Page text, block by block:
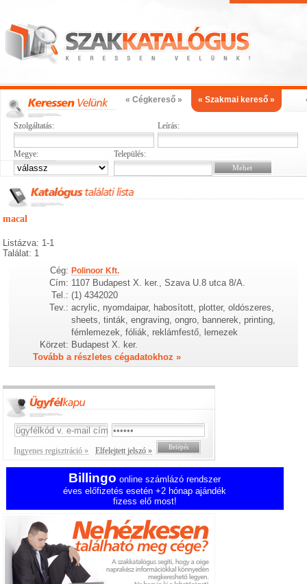
« Cégkereső » « Szakmai kereső »
Szolgáltatás: Leírás:
Megye: Település:
macal
Listázva: 1-1
Találat: 1
Cég: Polinoor Kft.
Cím: 1107 Budapest X. ker., Szava U.8 utca 8/A.
Tel.: (1) 4342020
Tev.: acrylic, nyomdaipar, habosított, plotter, oldószeres,
sheets, tinták, engraving, ongro, bannerek, printing,
fémlemezek, fóliák, reklámfestő, lemezek
Körzet: Budapest X. ker.
Tovább a részletes cégadatokhoz »
Ingyenes regisztráció » Elfelejtett jelszó »
Billingo online számlázó rendszer
éves előfizetés esetén +2 hónap ajándék
fizess elő most!